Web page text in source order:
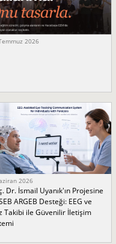
2026
2026
Dr. İsmail Uyanık'ın Projesine
ARGEB Desteği: EEG ve
Takibi ile Güvenilir İletişim